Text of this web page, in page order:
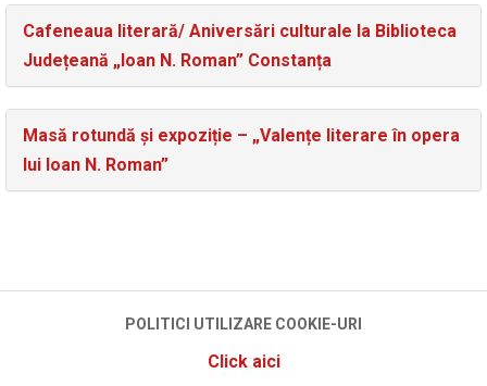
Cafeneaua literară/ Aniversări culturale la Biblioteca
Județeană „Ioan N. Roman” Constanța
Masă rotundă și expoziție – „Valențe literare în opera
lui Ioan N. Roman”
POLITICI UTILIZARE COOKIE-URI
Click aici